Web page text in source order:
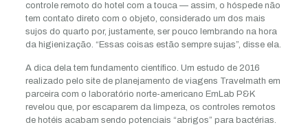
controle remoto do hotel com a touca — assim, o hóspede não
tem contato direto com o objeto, considerado um dos mais
sujos do quarto por, justamente, ser pouco lembrando na hora
da higienização. “Essas coisas estão sempre sujas”, disse ela.
A dica dela tem fundamento científico. Um estudo de 2016
realizado pelo site de planejamento de viagens Travelmath em
parceira com o laboratório norte-americano EmLab P&K
revelou que, por escaparem da limpeza, os controles remotos
de hotéis acabam sendo potenciais “abrigos” para bactérias.